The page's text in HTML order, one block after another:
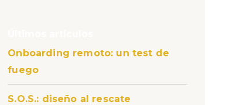
Onboarding remoto: un test de
fuego
S.O.S.: diseño al rescate